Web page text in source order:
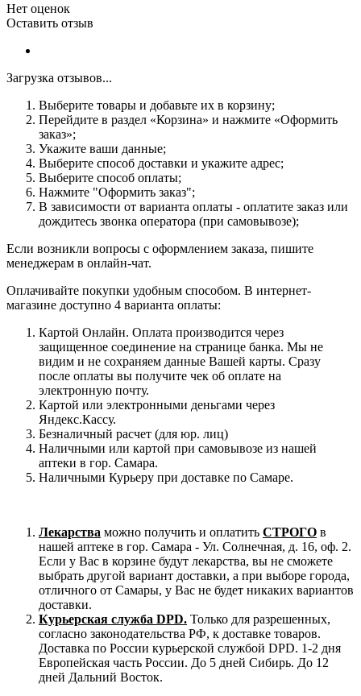
Нет оценок
Оставить отзыв
Загрузка отзывов...
Выберите товары и добавьте их в корзину;
Перейдите в раздел «Корзина» и нажмите «Оформить
заказ»;
Укажите ваши данные;
Выберите способ доставки и укажите адрес;
Выберите способ оплаты;
Нажмите "Оформить заказ";
В зависимости от варианта оплаты - оплатите заказ или
дождитесь звонка оператора (при самовывозе);
Если возникли вопросы с оформлением заказа, пишите
менеджерам в онлайн-чат.
Оплачивайте покупки удобным способом. В интернет-
магазине доступно 4 варианта оплаты:
Картой Онлайн. Оплата производится через
защищенное соединение на странице банка. Мы не
видим и не сохраняем данные Вашей карты. Сразу
после оплаты вы получите чек об оплате на
электронную почту.
Картой или электронными деньгами через
Яндекс.Кассу.
Безналичный расчет (для юр. лиц)
Наличными или картой при самовывозе из нашей
аптеки в гор. Самара.
Наличными Курьеру при доставке по Самаре.
Лекарства можно получить и оплатить СТРОГО в
нашей аптеке в гор. Самара - Ул. Солнечная, д. 16, оф. 2.
Если у Вас в корзине будут лекарства, вы не сможете
выбрать другой вариант доставки, а при выборе города,
отличного от Самары, у Вас не будет никаких вариантов
доставки.
Курьерская служба DPD. Только для разрешенных,
согласно законодательства РФ, к доставке товаров.
Доставка по России курьерской службой DPD. 1-2 дня
Европейская часть России. До 5 дней Сибирь. До 12
дней Дальний Восток.